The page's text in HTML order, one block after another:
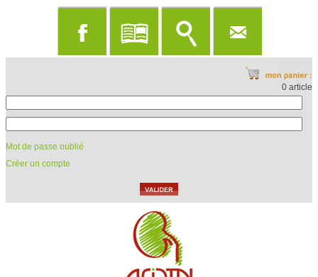
0 article
Mot de passe oublié
Créer un compte